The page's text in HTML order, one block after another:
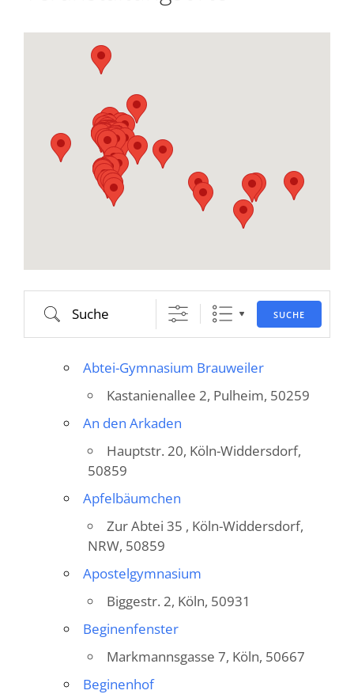
Suche SUCHE
Abtei-Gymnasium Brauweiler
Kastanienallee 2, Pulheim, 50259
An den Arkaden
Hauptstr. 20, Köln-Widdersdorf,
50859
Apfelbäumchen
Zur Abtei 35 , Köln-Widdersdorf,
NRW, 50859
Apostelgymnasium
Biggestr. 2, Köln, 50931
Beginenfenster
Markmannsgasse 7, Köln, 50667
Beginenhof